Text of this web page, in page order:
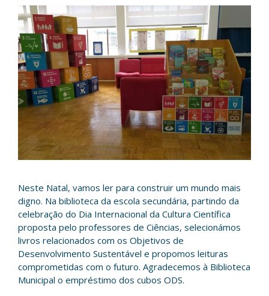
Neste Natal, vamos ler para construir um mundo mais
digno. Na biblioteca da escola secundária, partindo da
celebração do Dia Internacional da Cultura Científica
proposta pelo professores de Ciências, selecionámos
livros relacionados com os Objetivos de
Desenvolvimento Sustentável e propomos leituras
comprometidas com o futuro. Agradecemos à Biblioteca
Municipal o empréstimo dos cubos ODS.